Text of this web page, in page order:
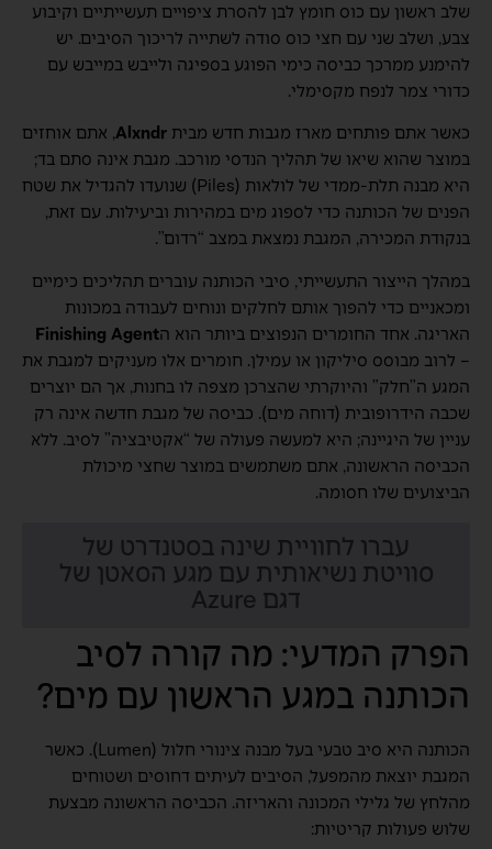
שלב ראשון עם כוס חומץ לבן להסרת ציפויים תעשייתיים וקיבוע
צבע, ושלב שני עם חצי כוס סודה לשתייה לריכוך הסיבים. יש
להימנע ממרכך כביסה כימי הפוגע בספיגה ולייבש במייבש עם
כדורי צמר לנפח מקסימלי.
כאשר אתם פותחים מארז מגבות חדש מבית Alxndr, אתם אוחזים
במוצר שהוא שיאו של תהליך הנדסי מורכב. מגבת אינה סתם בד;
היא מבנה תלת-ממדי של לולאות (Piles) שנועדו להגדיל את שטח
הפנים של הכותנה כדי לספוג מים במהירות וביעילות. עם זאת,
בנקודת המכירה, המגבת נמצאת במצב “רדום”.
במהלך הייצור התעשייתי, סיבי הכותנה עוברים תהליכים כימיים
ומכאניים כדי להפוך אותם לחלקים ונוחים לעבודה במכונות
האריגה. אחד החומרים הנפוצים ביותר הוא הFinishing Agent
– לרוב מבוסס סיליקון או עמילן. חומרים אלו מעניקים למגבת את
המגע ה”חלק” והיוקרתי שהצרכן מצפה לו בחנות, אך הם יוצרים
שכבה הידרופובית (דוחה מים). כביסה של מגבת חדשה אינה רק
עניין של היגיינה; היא למעשה פעולה של “אקטיבציה” לסיב. ללא
הכביסה הראשונה, אתם משתמשים במוצר שחצי מיכולת
הביצועים שלו חסומה.
עברו לחוויית שינה בסטנדרט של
סוויטת נשיאותית עם מגע הסאטן של
דגם Azure
הפרק המדעי: מה קורה לסיב
הכותנה במגע הראשון עם מים?
הכותנה היא סיב טבעי בעל מבנה צינורי חלול (Lumen). כאשר
המגבת יוצאת מהמפעל, הסיבים לעיתים דחוסים ושטוחים
מהלחץ של גלילי המכונה והאריזה. הכביסה הראשונה מבצעת
שלוש פעולות קריטיות: